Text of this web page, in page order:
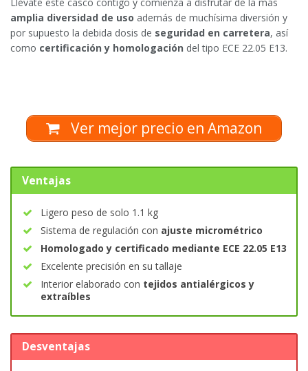
amplia diversidad de uso además de muchísima diversión y
por supuesto la debida dosis de seguridad en carretera, así
como certificación y homologación del tipo ECE 22.05 E13.
Ver mejor precio en Amazon
Ventajas
Ligero peso de solo 1.1 kg
Sistema de regulación con ajuste micrométrico
Homologado y certificado mediante ECE 22.05 E13
Excelente precisión en su tallaje
Interior elaborado con tejidos antialérgicos y
extraíbles
Desventajas